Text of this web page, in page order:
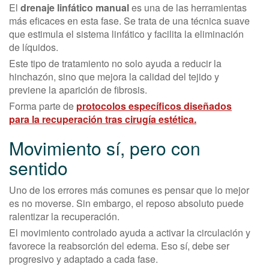
El drenaje linfático manuales una de las herramientas
más eficaces en esta fase. Se trata de una técnica suave
que estimula el sistema linfático y facilita la eliminación
de líquidos.
Este tipo de tratamiento no solo ayuda a reducir la
hinchazón, sino que mejora la calidad del tejido y
previene la aparición de fibrosis.
Forma parte de protocolos específicos diseñados
para la recuperación tras cirugía estética.
Movimiento sí, pero con
sentido
Uno de los errores más comunes es pensar que lo mejor
es no moverse. Sin embargo, el reposo absoluto puede
ralentizar la recuperación.
El movimiento controlado ayuda a activar la circulación y
favorece la reabsorción del edema. Eso sí, debe ser
progresivo y adaptado a cada fase.